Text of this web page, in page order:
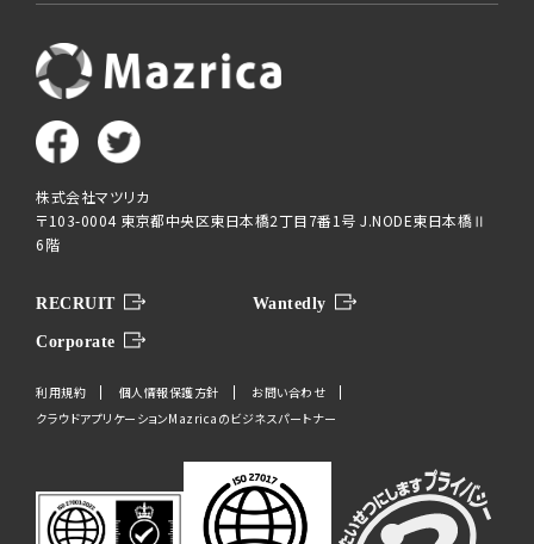
株式会社マツリカ
〒103-0004 東京都中央区東日本橋2丁目7番1号 J.NODE東日本橋Ⅱ
6階
RECRUIT Wantedly
Corporate
利用規約 個人情報保護方針
お問い合わせ
クラウドアプリケーションMazricaのビジネスパートナー